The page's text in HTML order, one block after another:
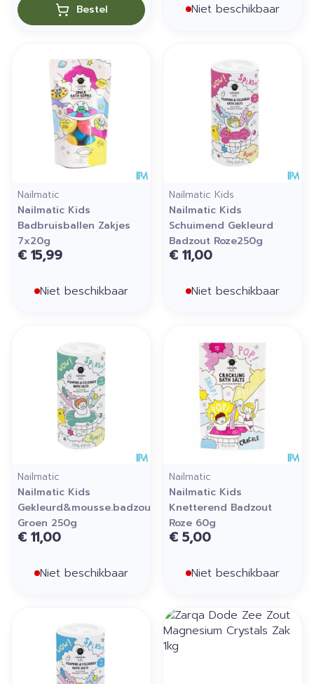
Bestel Niet beschikbaar
Nailmatic
Nailmatic Kids
Badbruisballen Zakjes
7x20g
€ 15,99
Niet beschikbaar
Nailmatic Kids
Nailmatic Kids
Schuimend Gekleurd
Badzout Roze250g
€ 11,00
Niet beschikbaar
Nailmatic
Nailmatic Kids
Gekleurd&mousse.badzout
Groen 250g
€ 11,00
Niet beschikbaar
Nailmatic
Nailmatic Kids
Knetterend Badzout
Roze 60g
€ 5,00
Niet beschikbaar